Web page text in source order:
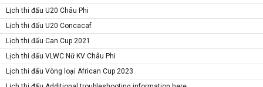
Lịch thi đấu U20 Châu Phi
Lịch thi đấu U20 Concacaf
Lịch thi đấu Can Cup 2021
Lịch thi đấu VLWC Nữ KV Châu Phi
Lịch thi đấu Vòng loại African Cup 2023